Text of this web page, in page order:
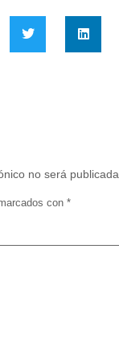
no será
con *